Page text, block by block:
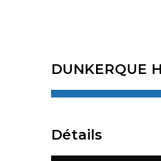
DUNKERQUE
Détails